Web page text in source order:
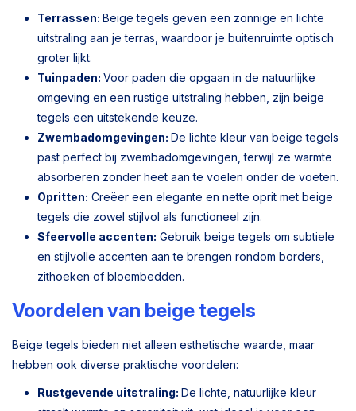
Terrassen: Beige tegels geven een zonnige en lichte
uitstraling aan je terras, waardoor je buitenruimte optisch
groter lijkt.
Tuinpaden: Voor paden die opgaan in de natuurlijke
omgeving en een rustige uitstraling hebben, zijn beige
tegels een uitstekende keuze.
Zwembadomgevingen: De lichte kleur van beige tegels
past perfect bij zwembadomgevingen, terwijl ze warmte
absorberen zonder heet aan te voelen onder de voeten.
Opritten: Creëer een elegante en nette oprit met beige
tegels die zowel stijlvol als functioneel zijn.
Sfeervolle accenten: Gebruik beige tegels om subtiele
en stijlvolle accenten aan te brengen rondom borders,
zithoeken of bloembedden.
Voordelen van beige tegels
Beige tegels bieden niet alleen esthetische waarde, maar
hebben ook diverse praktische voordelen:
Rustgevende uitstraling: De lichte, natuurlijke kleur